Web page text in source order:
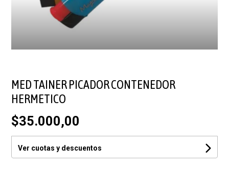
MED TAINER PICADOR CONTENEDOR
HERMETICO
$35.000,00
Ver cuotas y descuentos